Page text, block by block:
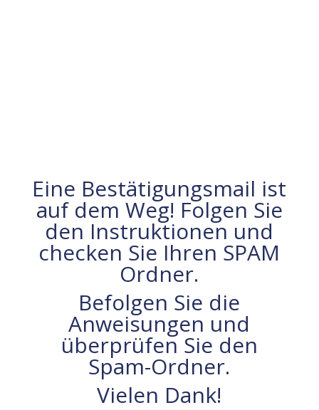
Eine Bestätigungsmail ist
auf dem Weg! Folgen Sie
den Instruktionen und
checken Sie Ihren SPAM
Ordner.
Befolgen Sie die
Anweisungen und
überprüfen Sie den
Spam-Ordner.
Vielen Dank!